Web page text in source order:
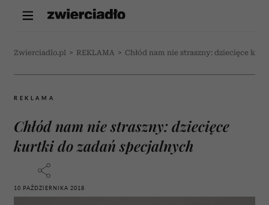
Zwierciadlo.pl > REKLAMA > Chłód nam nie straszny: dziecięce
REKLAMA
Chłód nam nie straszny: dziecięce
kurtki do zadań specjalnych
10 PAŹDZIERNIKA 2018